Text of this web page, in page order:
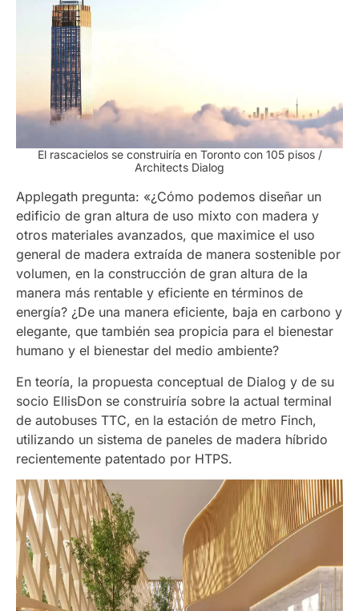
El rascacielos se construiría en Toronto con 105 pisos /
Architects Dialog
Applegath pregunta: «¿Cómo podemos diseñar un
edificio de gran altura de uso mixto con madera y
otros materiales avanzados, que maximice el uso
general de madera extraída de manera sostenible por
volumen, en la construcción de gran altura de la
manera más rentable y eficiente en términos de
energía? ¿De una manera eficiente, baja en carbono y
elegante, que también sea propicia para el bienestar
humano y el bienestar del medio ambiente?
En teoría, la propuesta conceptual de Dialog y de su
socio EllisDon se construiría sobre la actual terminal
de autobuses TTC, en la estación de metro Finch,
utilizando un sistema de paneles de madera híbrido
recientemente patentado por HTPS.